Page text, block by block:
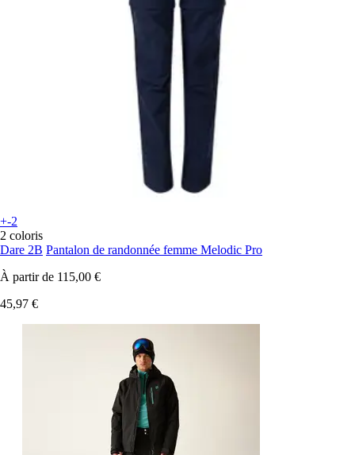
+-2
2 coloris
Dare 2B Pantalon de randonnée femme Melodic Pro
À partir de 115,00 €
45,97 €